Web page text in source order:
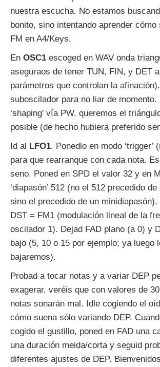
nuestra escucha. No estamos
bonito, sino intentando aprender cómo
FM en A4/Keys.
En OSC1 escoged en WAV onda
aseguraos de tener TUN, FIN, y DET
parámetros que controlan la
suboscilador para no liar de momento.
‘shaping’ vía PW, queremos el
posible (de hecho hubiera preferido
Id al LFO1. Ponedlo en modo ‘trigger’
para que rearranque con cada nota.
seno. Poned en SPD el valor 32 y en
‘diapasón’ 512 (no el 512 precedido
sino el precedido de un
DST = FM1 (modulación lineal de la
oscilador 1). Dejad FAD plano (a 0) y
bajo (5, 10 o 15 por ejemplo; ya luego
bajaremos).
Probad a tocar notas y a variar DEP
exagerar, veréis que con valores de
notas sonarán mal. Idle cogiendo el
cómo suena sólo variando DEP.
cogido el gustillo, poned en FAD una
una duración meida/corta y seguid
diferentes ajustes de DEP.